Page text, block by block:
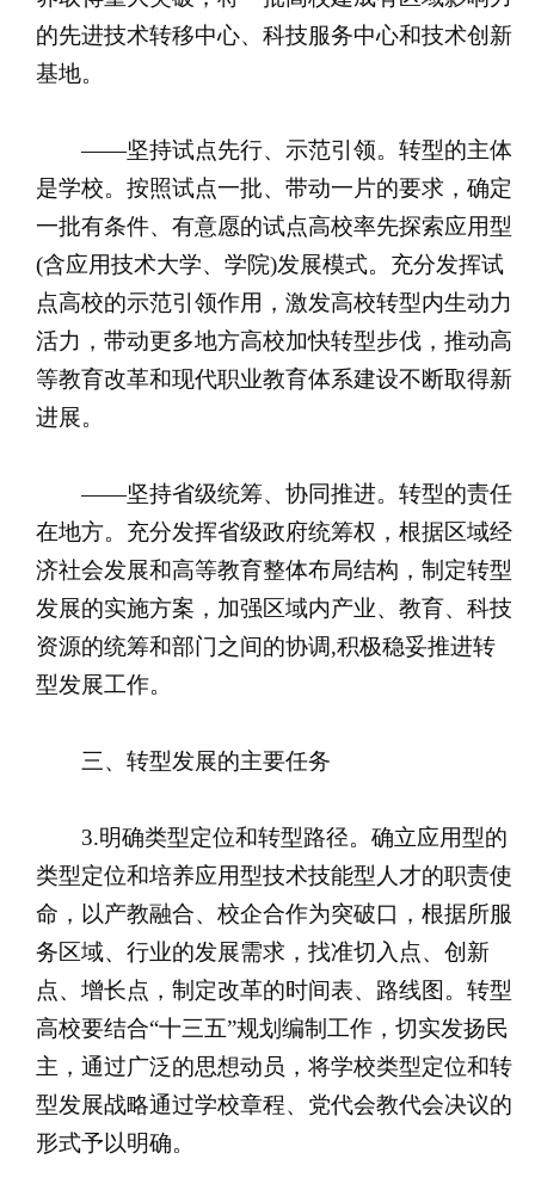
的先进技术转移中心、科技服务中心和技术创新
基地。
——坚持试点先行、示范引领。转型的主体
是学校。按照试点一批、带动一片的要求，确定
一批有条件、有意愿的试点高校率先探索应用型
(含应用技术大学、学院)发展模式。充分发挥试
点高校的示范引领作用，激发高校转型内生动力
活力，带动更多地方高校加快转型步伐，推动高
等教育改革和现代职业教育体系建设不断取得新
进展。
——坚持省级统筹、协同推进。转型的责任
在地方。充分发挥省级政府统筹权，根据区域经
济社会发展和高等教育整体布局结构，制定转型
发展的实施方案，加强区域内产业、教育、科技
资源的统筹和部门之间的协调,积极稳妥推进转
型发展工作。
三、转型发展的主要任务
3.明确类型定位和转型路径。确立应用型的
类型定位和培养应用型技术技能型人才的职责使
命，以产教融合、校企合作为突破口，根据所服
务区域、行业的发展需求，找准切入点、创新
点、增长点，制定改革的时间表、路线图。转型
高校要结合“十三五”规划编制工作，切实发扬民
主，通过广泛的思想动员，将学校类型定位和转
型发展战略通过学校章程、党代会教代会决议的
形式予以明确。